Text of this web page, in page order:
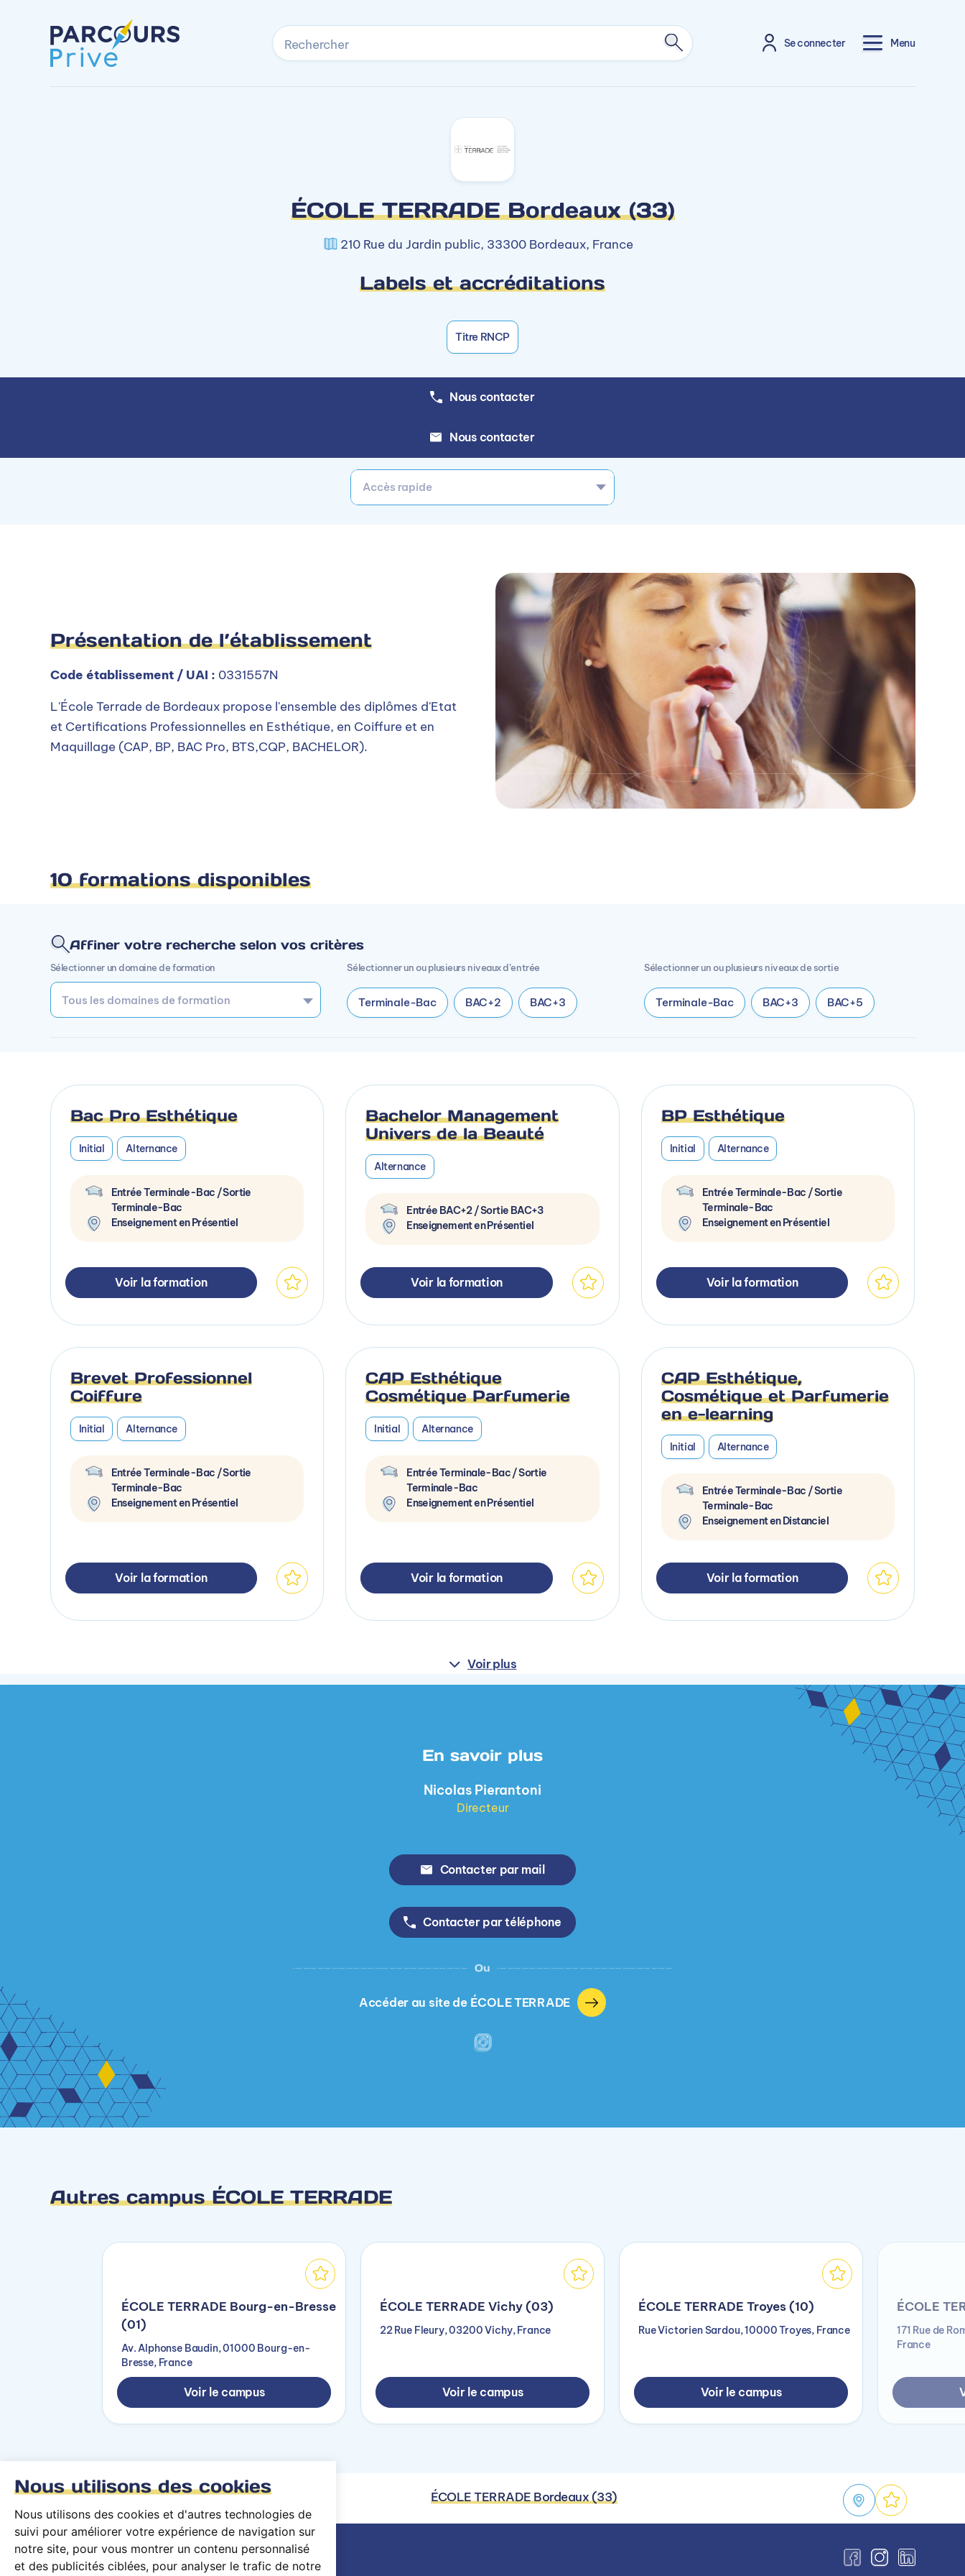
Nous utilisons des cookies
Nous utilisons des cookies et d'autres technologies de
suivi pour améliorer votre expérience de navigation sur
notre site, pour vous montrer un contenu personnalisé
et des publicités ciblées, pour analyser le trafic de notre
Rechercher Se connecter Menu
ÉCOLE TERRADE Bordeaux (33)
210 Rue du Jardin public, 33300 Bordeaux, France
Labels et accréditations
Titre RNCP
Nous contacter
Nous contacter
Accès rapide
Présentation de l’établissement
Code établissement / UAI : 0331557N
L'École Terrade de Bordeaux propose l'ensemble des diplômes d'Etat
et Certifications Professionnelles en Esthétique, en Coiffure et en
Maquillage (CAP, BP, BAC Pro, BTS,CQP, BACHELOR).
10 formations disponibles
Affiner votre recherche selon vos critères
Sélectionner un domaine de formation Sélectionner un ou plusieurs niveaux d’entrée
Terminale-Bac BAC+2 BAC+3
Sélectionner un ou plusieurs niveaux de sortie
Terminale-Bac BAC+3 BAC+5
Bac Pro Esthétique
Initial Alternance
Entrée Terminale-Bac / Sortie
Terminale-Bac
Enseignement en Présentiel
Voir la formation
Bachelor Management
Univers de la Beauté
Alternance
Entrée BAC+2 / Sortie BAC+3
Enseignement en Présentiel
Voir la formation
BP Esthétique
Initial Alternance
Entrée Terminale-Bac / Sortie
Terminale-Bac
Enseignement en Présentiel
Voir la formation
Brevet Professionnel
Coiffure
Initial Alternance
Entrée Terminale-Bac / Sortie
Terminale-Bac
Enseignement en Présentiel
Voir la formation
CAP Esthétique
Cosmétique Parfumerie
Initial Alternance
Entrée Terminale-Bac / Sortie
Terminale-Bac
Enseignement en Présentiel
Voir la formation
CAP Esthétique,
Cosmétique et Parfumerie
en e-learning
Initial Alternance
Entrée Terminale-Bac / Sortie
Terminale-Bac
Enseignement en Distanciel
Voir la formation
Voir plus
En savoir plus
Nicolas Pierantoni
Directeur
Contacter par mail
Contacter par téléphone
Ou
Accéder au site de ÉCOLE TERRADE
Autres campus ÉCOLE TERRADE
ÉCOLE TERRADE Bourg-en-Bresse
(01)
Av. Alphonse Baudin, 01000 Bourg-en-
Bresse, France
Voir le campus
ÉCOLE TERRADE Vichy (03)
22 Rue Fleury, 03200 Vichy, France
Voir le campus
ÉCOLE TERRADE Troyes (10)
Rue Victorien Sardou, 10000 Troyes, France
Voir le campus
ÉCOLE
171 Rue de
France
ÉCOLE TERRADE Bordeaux (33)